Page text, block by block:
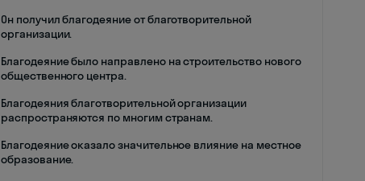
Он получил благодеяние от благотворительной
организации.
Благодеяние было направлено на строительство нового
общественного центра.
Благодеяния благотворительной организации
распространяются по многим странам.
Благодеяние оказало значительное влияние на местное
образование.